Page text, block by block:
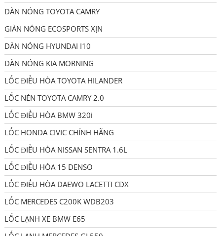
DÀN NÓNG TOYOTA CAMRY
GIÀN NÓNG ECOSPORTS XỊN
DÀN NÓNG HYUNDAI I10
DÀN NÓNG KIA MORNING
LỐC ĐIỀU HÒA TOYOTA HILANDER
LỐC NÉN TOYOTA CAMRY 2.0
LỐC ĐIỀU HÒA BMW 320i
LỐC HONDA CIVIC CHÍNH HÃNG
LỐC ĐIỀU HÒA NISSAN SENTRA 1.6L
LỐC ĐIỀU HÒA 15 DENSO
LỐC ĐIỀU HÒA DAEWO LACETTI CDX
LỐC MERCEDES C200K WDB203
LỐC LẠNH XE BMW E65